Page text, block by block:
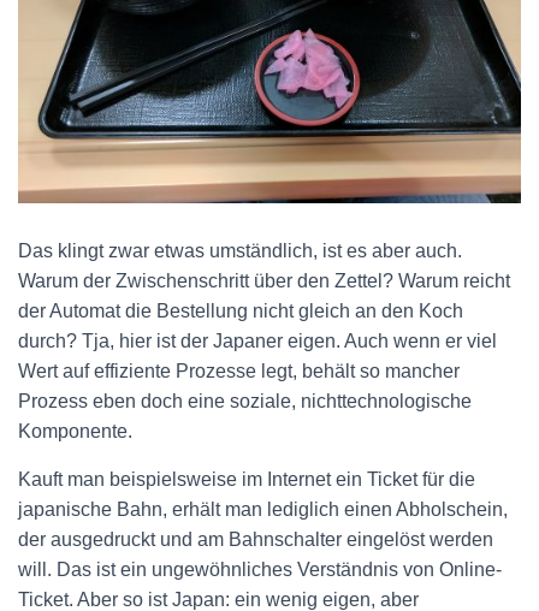
Das klingt zwar etwas umständlich, ist es aber auch.
Warum der Zwischenschritt über den Zettel? Warum reicht
der Automat die Bestellung nicht gleich an den Koch
durch? Tja, hier ist der Japaner eigen. Auch wenn er viel
Wert auf effiziente Prozesse legt, behält so mancher
Prozess eben doch eine soziale, nichttechnologische
Komponente.
Kauft man beispielsweise im Internet ein Ticket für die
japanische Bahn, erhält man lediglich einen Abholschein,
der ausgedruckt und am Bahnschalter eingelöst werden
will. Das ist ein ungewöhnliches Verständnis von Online-
Ticket. Aber so ist Japan: ein wenig eigen, aber